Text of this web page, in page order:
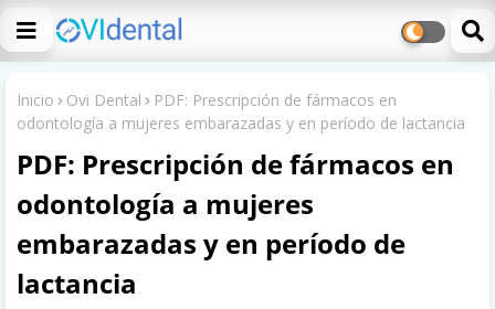
Inicio Ovi Dental
PDF: Prescripción de fármacos en
odontología a mujeres embarazadas y en período de lactancia
PDF: Prescripción de fármacos en
odontología a mujeres
embarazadas y en período de
lactancia